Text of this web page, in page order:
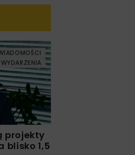
WYDARZENIA
projekty
blisko 1,5